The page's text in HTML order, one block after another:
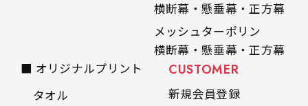
レギュラーのれんとの違いは縦のサイズが異なり
ます。（レギュラーのれん縦50cm／レギュラー
スリムのれん縦30cm）お店の入口付近の装飾に
是非！
横断幕・懸垂幕・正方幕
メッシュターポリン
横断幕・懸垂幕・正方幕
■ オリジナルプリント
タオル
CUSTOMER
新規会員登録